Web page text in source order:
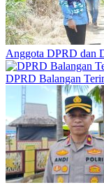
Anggota DPRD dan
DPRD Balangan